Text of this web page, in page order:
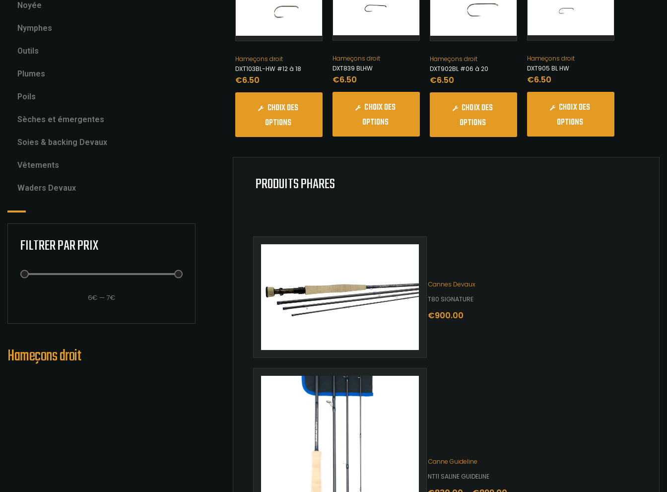
Noyée
Nymphes
Outils
Plumes
Poils
Sèches et émergentes
Soies & backing Devaux
Vêtements
Waders Devaux
FILTRER PAR PRIX
6€ —7€
Hameçons droit
Hameçons droit
DXT103BL-HW #12 à 18
€6.50
CHOIX DES
OPTIONS
Hameçons droit
DXT839 BLHW
€6.50
CHOIX DES
OPTIONS
Hameçons droit
DXT902BL #06 à 20
€6.50
CHOIX DES
OPTIONS
Hameçons droit
DXT905 BL HW
€6.50
CHOIX DES
OPTIONS
PRODUITS PHARES
Cannes Devaux
T80 SIGNATURE
€900.00
Canne Guideline
NT11 SALINE GUIDELINE